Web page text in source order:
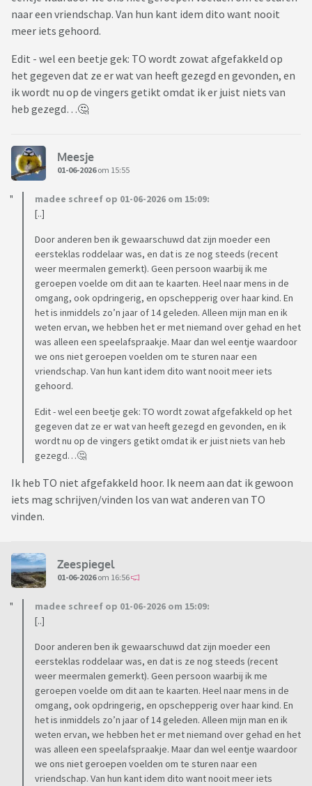
naar een vriendschap. Van hun kant idem dito want nooit
meer iets gehoord.
Edit - wel een beetje gek: TO wordt zowat afgefakkeld op
het gegeven dat ze er wat van heeft gezegd en gevonden, en
ik wordt nu op de vingers getikt omdat ik er juist niets van
heb gezegd…🤔
Meesje
01-06-2026om 15:55
madee schreef op 01-06-2026 om 15:09:
[..]
Door anderen ben ik gewaarschuwd dat zijn moeder een
eersteklas roddelaar was, en dat is ze nog steeds (recent
weer meermalen gemerkt). Geen persoon waarbij ik me
geroepen voelde om dit aan te kaarten. Heel naar mens in de
omgang, ook opdringerig, en opschepperig over haar kind. En
het is inmiddels zo’n jaar of 14 geleden. Alleen mijn man en ik
weten ervan, we hebben het er met niemand over gehad en het
was alleen een speelafspraakje. Maar dan wel eentje waardoor
we ons niet geroepen voelden om te sturen naar een
vriendschap. Van hun kant idem dito want nooit meer iets
gehoord.
Edit - wel een beetje gek: TO wordt zowat afgefakkeld op het
gegeven dat ze er wat van heeft gezegd en gevonden, en ik
wordt nu op de vingers getikt omdat ik er juist niets van heb
gezegd…🤔
Ik heb TO niet afgefakkeld hoor. Ik neem aan dat ik gewoon
iets mag schrijven/vinden los van wat anderen van TO
vinden.
Zeespiegel
01-06-2026om 16:56
madee schreef op 01-06-2026 om 15:09:
[..]
Door anderen ben ik gewaarschuwd dat zijn moeder een
eersteklas roddelaar was, en dat is ze nog steeds (recent
weer meermalen gemerkt). Geen persoon waarbij ik me
geroepen voelde om dit aan te kaarten. Heel naar mens in de
omgang, ook opdringerig, en opschepperig over haar kind. En
het is inmiddels zo’n jaar of 14 geleden. Alleen mijn man en ik
weten ervan, we hebben het er met niemand over gehad en het
was alleen een speelafspraakje. Maar dan wel eentje waardoor
we ons niet geroepen voelden om te sturen naar een
vriendschap. Van hun kant idem dito want nooit meer iets